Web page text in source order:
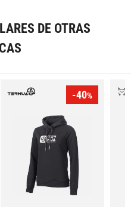
DE OTRAS
-40%